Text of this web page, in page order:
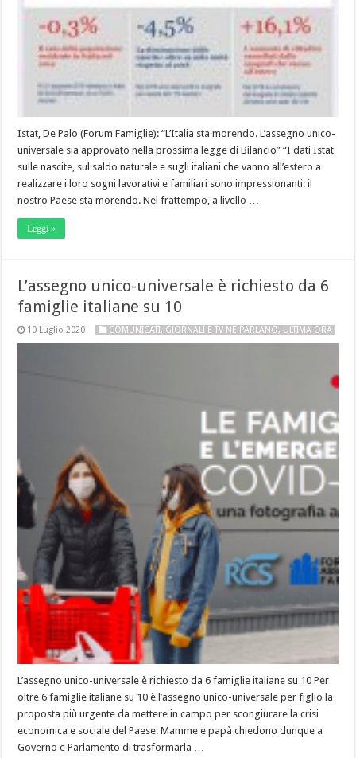
Istat, De Palo (Forum Famiglie): “L’Italia sta morendo. L’assegno unico-
universale sia approvato nella prossima legge di Bilancio” “I dati Istat
sulle nascite, sul saldo naturale e sugli italiani che vanno all’estero a
realizzare i loro sogni lavorativi e familiari sono impressionanti: il
nostro Paese sta morendo. Nel frattempo, a livello …
Leggi »
L’assegno unico-universale è richiesto da 6
famiglie italiane su 10
10 Luglio 2020 COMUNICATI, GIORNALI E TV NE PARLANO, ULTIMA ORA
L’assegno unico-universale è richiesto da 6 famiglie italiane su 10 Per
oltre 6 famiglie italiane su 10 è l’assegno unico-universale per figlio la
proposta più urgente da mettere in campo per scongiurare la crisi
economica e sociale del Paese. Mamme e papà chiedono dunque a
Governo e Parlamento di trasformarla …